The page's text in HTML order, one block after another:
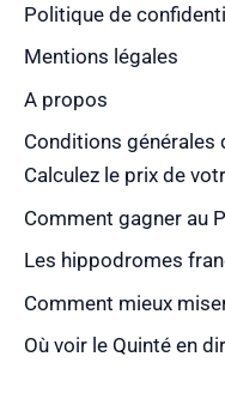
Politique de
Mentions légales
A propos
Conditions générales
Calculez le prix de
Comment gagner au
Les hippodromes
Comment mieux
Où voir le Quinté en